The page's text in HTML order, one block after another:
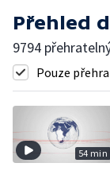
Přehled
9794
Pouze
54 min